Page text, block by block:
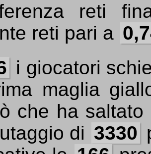
reti
reti pari a
i giocatori
maglia
che ha
di 3330